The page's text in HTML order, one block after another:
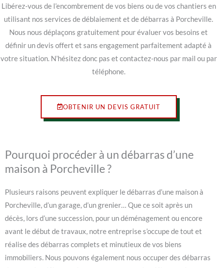
Libérez-vous de l’encombrement de vos biens ou de vos chantiers en
utilisant nos services de déblaiement et de débarras à Porcheville.
Nous nous déplaçons gratuitement pour évaluer vos besoins et
définir un devis offert et sans engagement parfaitement adapté à
votre situation. N’hésitez donc pas et contactez-nous par mail ou par
téléphone.
OBTENIR UN DEVIS GRATUIT
Pourquoi procéder à un débarras d’une
maison à Porcheville ?
Plusieurs raisons peuvent expliquer le débarras d’une maison à
Porcheville, d’un garage, d’un grenier… Que ce soit après un
décès, lors d’une succession, pour un déménagement ou encore
avant le début de travaux, notre entreprise s’occupe de tout et
réalise des débarras complets et minutieux de vos biens
immobiliers. Nous pouvons également nous occuper des débarras